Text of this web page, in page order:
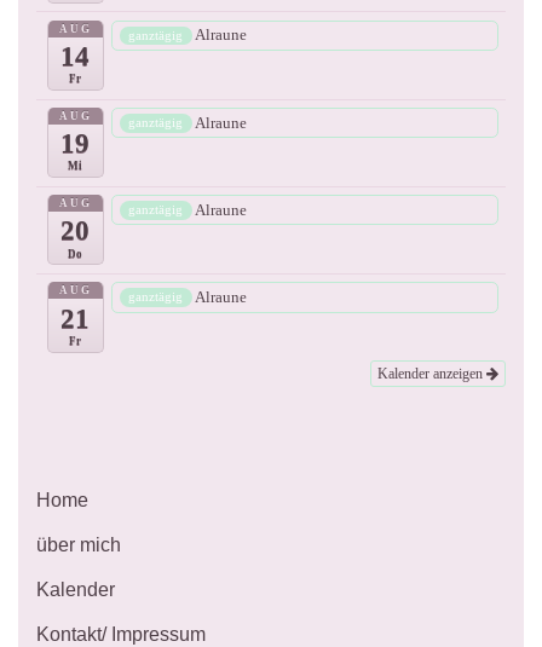
AUG
14
Fr
ganztägig Alraune
AUG
19
Mi
ganztägig Alraune
AUG
20
Do
ganztägig Alraune
AUG
21
Fr
ganztägig Alraune
Kalender anzeigen
Home
über mich
Kalender
Kontakt/ Impressum